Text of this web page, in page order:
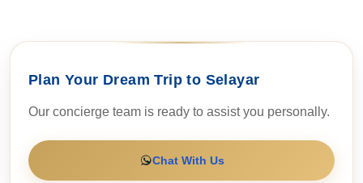
Plan Your Dream Trip to Selayar
Our concierge team is ready to assist you personally.
Chat With Us